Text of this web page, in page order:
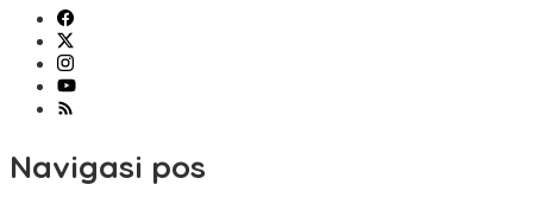
Navigasi pos